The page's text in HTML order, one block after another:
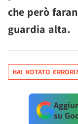
che però
guardia alta.
HAI NOTATO ERRORI?
su